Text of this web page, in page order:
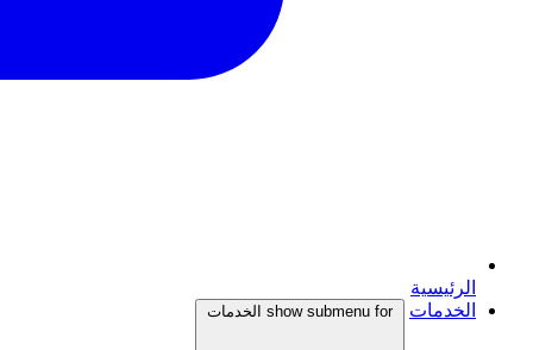
الرئيسية
الخدمات
show submenu for الخدمات